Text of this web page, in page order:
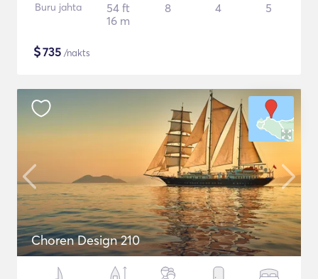
Buru jahta
54 ft
16 m
8 4 5
$735 /nakts
Choren Design 210